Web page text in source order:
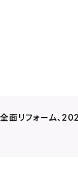
リフォーム、